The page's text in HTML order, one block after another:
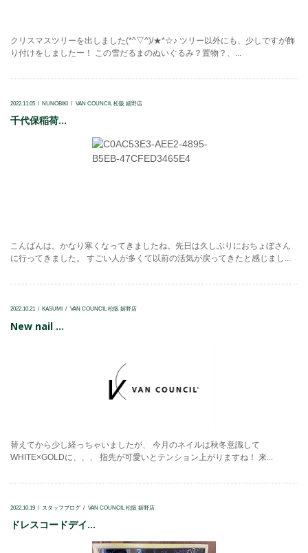
クリスマスツリーを出しました(*^▽^)/★*☆♪ ツリー以外にも、少しですが飾
り付けをしましたー！ この雪だるまのぬいぐるみ？置物？、...
2022.11.05 NUNOBIKI VAN COUNCIL 松阪 嬉野店
千代保稲荷...
こんばんは。かなり寒くなってきましたね。先日は久しぶりにおちょぼさん
に行ってきました。 すごい人が多くて以前の活気が戻ってきたと感じまし...
2022.10.21 KASUMI VAN COUNCIL 松阪 嬉野店
New nail ...
替えてから少し経っちゃいましたが、 今月のネイルは秋冬意識して
WHITE×GOLDに、、、 指先が可愛いとテンション上がりますね！ 来...
2022.10.19 スタッフブログ VAN COUNCIL 松阪 嬉野店
ドレスコードデイ...